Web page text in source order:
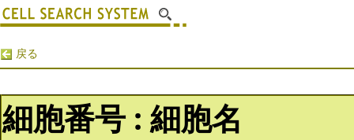
戻る
細胞番号 : 細胞名